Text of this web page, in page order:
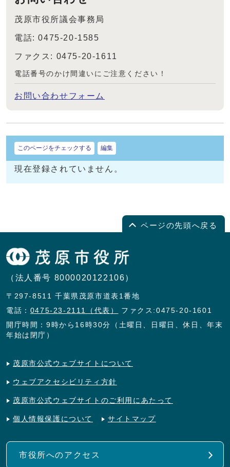
茂原市役所議会事務局
電話: 0475-20-1585
ファクス: 0475-20-1611
電話番号のかけ間違いにご注意ください！
お問い合わせフォーム
このページをチェックする 編集
現在登録されていません。
ページの先頭へ戻る
（法人番号 8000020122106）
〒297-8511 千葉県茂原市道表1番地
電話： 0475-23-2111（代表）
ファクス:0475-20-1601
開庁時間：9時から16時30分（土曜日、日曜日、休日、年末
年始は閉庁）
茂原市公式ウェブサイトについて
ウェブアクセシビリティ方針
茂原市公式ウェブサイトのご利用にあたって
個人情報保護について サイトマップ
市役所へのアクセス